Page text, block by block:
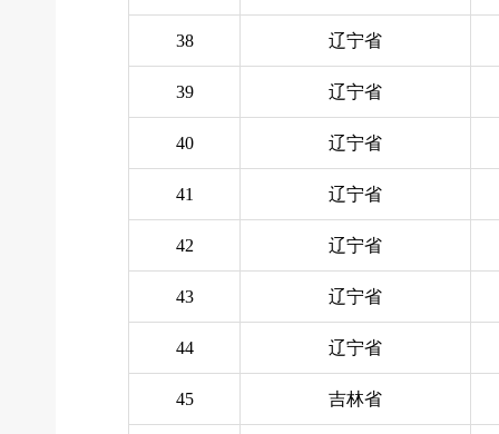
38 辽宁省
39 辽宁省
40 辽宁省
41 辽宁省
42 辽宁省
43 辽宁省
44 辽宁省
45 吉林省